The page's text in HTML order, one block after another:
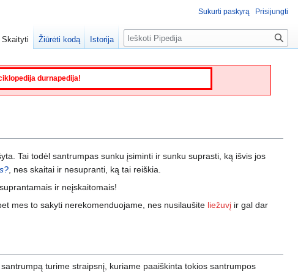
durnapedija!
Tai todėl santrumpas sunku įsiminti ir sunku suprasti, ką išvis jos
, nes skaitai ir nesupranti, ką tai reiškia.
ir neįskaitomais!
bet mes to sakyti nerekomenduojame, nes nusilaušite liežuvį ir gal dar
turime straipsnį, kuriame paaiškinta tokios santrumpos
Sukurti paskyrą Prisijungti
Skaityti Žiūrėti kodą Istorija Paieška